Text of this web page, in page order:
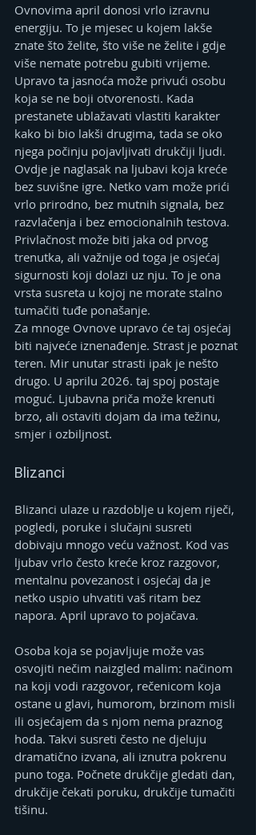
Ovnovima april donosi vrlo izravnu
energiju. To je mjesec u kojem lakše
znate što želite, što više ne želite i gdje
više nemate potrebu gubiti vrijeme.
Upravo ta jasnoća može privući osobu
koja se ne boji otvorenosti. Kada
prestanete ublažavati vlastiti karakter
kako bi bio lakši drugima, tada se oko
njega počinju pojavljivati drukčiji ljudi.
Ovdje je naglasak na ljubavi koja kreće
bez suvišne igre. Netko vam može prići
vrlo prirodno, bez mutnih signala, bez
razvlačenja i bez emocionalnih testova.
Privlačnost može biti jaka od prvog
trenutka, ali važnije od toga je osjećaj
sigurnosti koji dolazi uz nju. To je ona
vrsta susreta u kojoj ne morate stalno
tumačiti tuđe ponašanje.
Za mnoge Ovnove upravo će taj osjećaj
biti najveće iznenađenje. Strast je poznat
teren. Mir unutar strasti ipak je nešto
drugo. U aprilu 2026. taj spoj postaje
moguć. Ljubavna priča može krenuti
brzo, ali ostaviti dojam da ima težinu,
smjer i ozbiljnost.
Blizanci
Blizanci ulaze u razdoblje u kojem riječi,
pogledi, poruke i slučajni susreti
dobivaju mnogo veću važnost. Kod vas
ljubav vrlo često kreće kroz razgovor,
mentalnu povezanost i osjećaj da je
netko uspio uhvatiti vaš ritam bez
napora. April upravo to pojačava.
Osoba koja se pojavljuje može vas
osvojiti nečim naizgled malim: načinom
na koji vodi razgovor, rečenicom koja
ostane u glavi, humorom, brzinom misli
ili osjećajem da s njom nema praznog
hoda. Takvi susreti često ne djeluju
dramatično izvana, ali iznutra pokrenu
puno toga. Počnete drukčije gledati dan,
drukčije čekati poruku, drukčije tumačiti
tišinu.